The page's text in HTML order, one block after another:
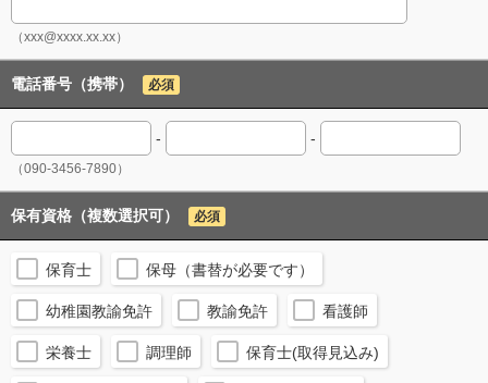
（xxx@xxxx.xx.xx）
電話番号（携帯） 必須
- -
（090-3456-7890）
保有資格（複数選択可） 必須
保育士 保母（書替が必要です）
幼稚園教諭免許 教諭免許 看護師
栄養士 調理師 保育士(取得見込み)